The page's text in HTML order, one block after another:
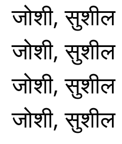
जोशी, सुशील
जोशी, सुशील
जोशी, सुशील
जोशी, सुशील